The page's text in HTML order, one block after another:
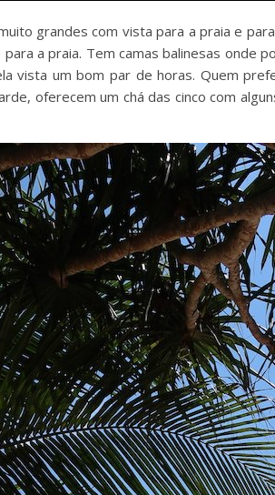
grandes com vista para a praia e
a praia. Tem camas balinesas onde
vista um bom par de horas. Quem
oferecem um chá das cinco com